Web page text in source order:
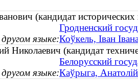
(кандидат
Гродненский
языке:Коўкель, Іван
Николаевич (кандидат
Белорусский
языке:Каўрыга,